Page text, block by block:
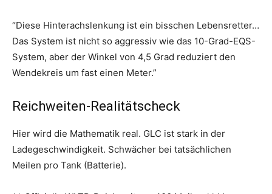
“Diese Hinterachslenkung ist ein bisschen Lebensretter…
Das System ist nicht so aggressiv wie das 10-Grad-EQS-
System, aber der Winkel von 4,5 Grad reduziert den
Wendekreis um fast einen Meter.”
Reichweiten-Realitätscheck
Hier wird die Mathematik real. GLC ist stark in der
Ladegeschwindigkeit. Schwächer bei tatsächlichen
Meilen pro Tank (Batterie).